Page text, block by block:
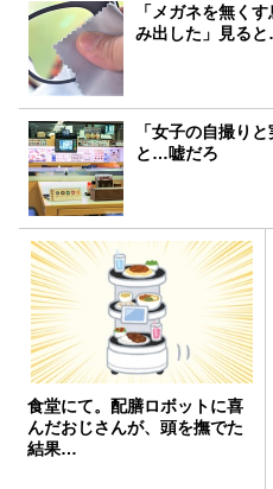
「メガネを無く
み出した」見る
「女子の自撮り
と…嘘だろ
食堂にて。配膳ロボットに喜
んだおじさんが、頭を撫でた
結果…